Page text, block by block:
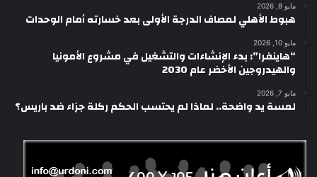
مايو 8, 2026
هبوط الأهلي لمصاف الدرجة الأولى بعد خسارته أمام الوحدات
مايو 10, 2026
“هاينفرا”: بدء الإنشاءات والتشغيل في مشروع الأمونيا
والهيدروجين الأخضر عام 2030
مايو 7, 2026
لمسة يد واضحة.. لماذا لم يحتسب الحكم ركلة جزاء ضد باريس؟